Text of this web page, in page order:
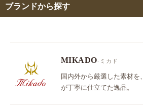
ブランドから探す
MIKADO-ミカド
国内外から厳選した素材を
が丁寧に仕立てた逸品。